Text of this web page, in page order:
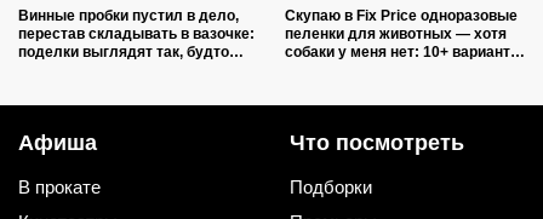
Винные пробки пустил в дело,
перестав складывать в вазочке:
поделки выглядят так, будто
Скупаю в Fix Price одноразовые
пеленки для животных — хотя
собаки у меня нет: 10+ вариантов
Афиша
В прокате
Что посмотреть
Подборки